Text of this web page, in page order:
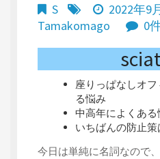
S
2022年9
Tamakomago
0
座りっぱなしオ
る悩み
中高年によくある
いちばんの防止
今日は単純に名詞なので